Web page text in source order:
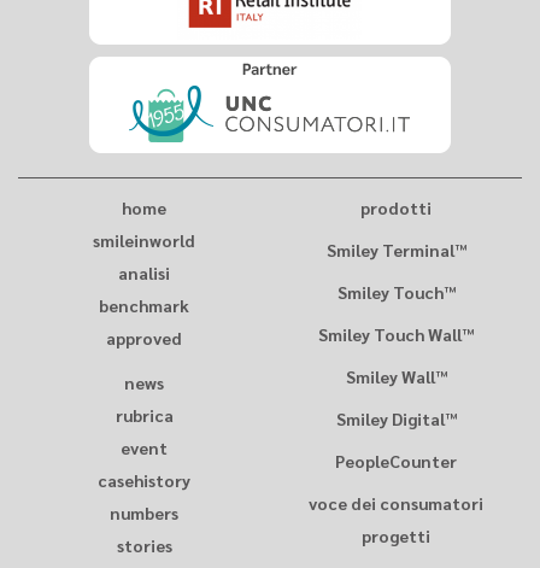
home
smileinworld
analisi
benchmark
approved
prodotti
Smiley Terminal™
Smiley Touch™
Smiley Touch Wall™
Smiley Wall™
Smiley Digital™
PeopleCounter
news
rubrica
event
casehistory
numbers
stories
voce dei consumatori
progetti